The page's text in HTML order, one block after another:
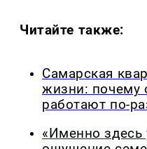
Читайте также:
Самарская
жизни: почему
работают по-
«Именно здесь